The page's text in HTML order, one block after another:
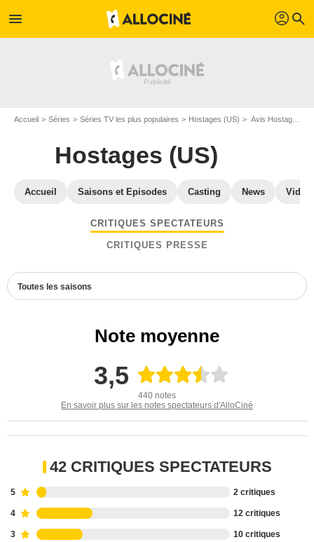
menu profil search
Accueil Séries Séries TV les plus populaires Hostages (US) Avis Hostages (US)
Hostages (US)
Accueil Saisons et Episodes Casting News
CRITIQUES SPECTATEURS
CRITIQUES PRESSE
Toutes les saisons
Note moyenne
3,5
440 notes
En savoir plus sur les notes spectateurs d'AlloCiné
42 CRITIQUES SPECTATEURS
5 2 critiques
4 12 critiques
3 10 critiques